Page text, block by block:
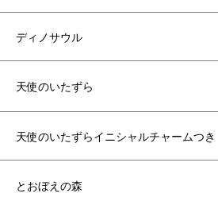
ディノサウル
天使のいたずら
天使のいたずらイニシャルチャームつき
とおぼえの森